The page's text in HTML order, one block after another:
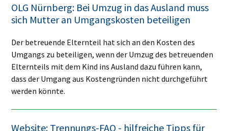
OLG Nürnberg: Bei Umzug in das Ausland muss
sich Mutter an Umgangskosten beteiligen
Der betreuende Elternteil hat sich an den Kosten des
Umgangs zu beteiligen, wenn der Umzug des betreuenden
Elternteils mit dem Kind ins Ausland dazu führen kann,
dass der Umgang aus Kostengründen nicht durchgeführt
werden könnte.
Website: Trennungs-FAQ - hilfreiche Tipps für